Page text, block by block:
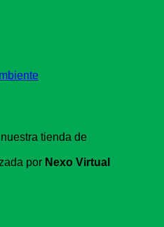
tienda de
por Nexo Virtual